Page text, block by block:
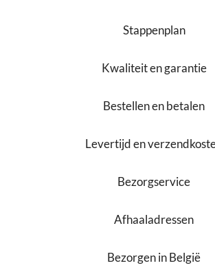
Stappenplan
Kwaliteit en garantie
Bestellen en betalen
Levertijd en
Bezorgservice
Afhaaladressen
Bezorgen in België